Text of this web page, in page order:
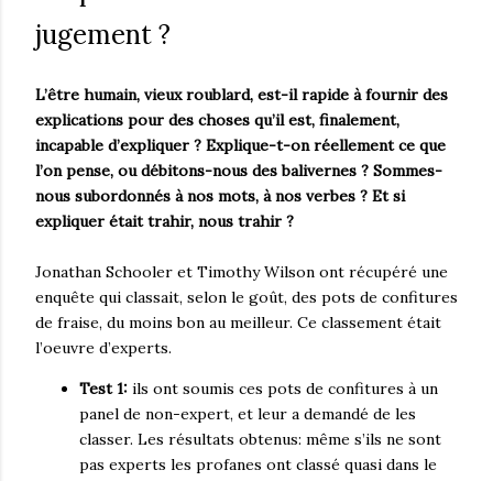
jugement ?
L’être humain, vieux roublard, est-il rapide à fournir des
explications pour des choses qu’il est, finalement,
incapable d’expliquer ? Explique-t-on réellement ce que
l’on pense, ou débitons-nous des balivernes ? Sommes-
nous subordonnés à nos mots, à nos verbes ? Et si
expliquer était trahir, nous trahir ?
Jonathan Schooler et Timothy Wilson ont récupéré une
enquête qui classait, selon le goût, des pots de confitures
de fraise, du moins bon au meilleur. Ce classement était
l’oeuvre d’experts.
Test 1: ils ont soumis ces pots de confitures à un
panel de non-expert, et leur a demandé de les
classer. Les résultats obtenus: même s’ils ne sont
pas experts les profanes ont classé quasi dans le